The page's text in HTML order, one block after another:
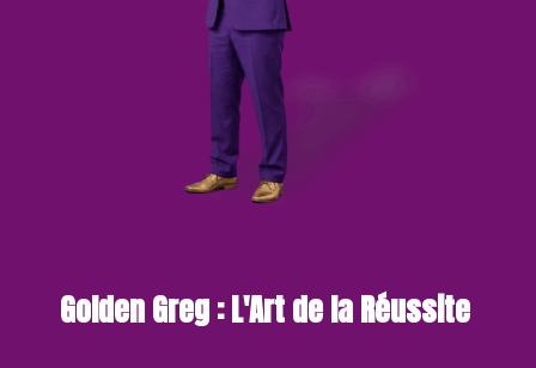
Golden Greg : L'Art de la Réussite